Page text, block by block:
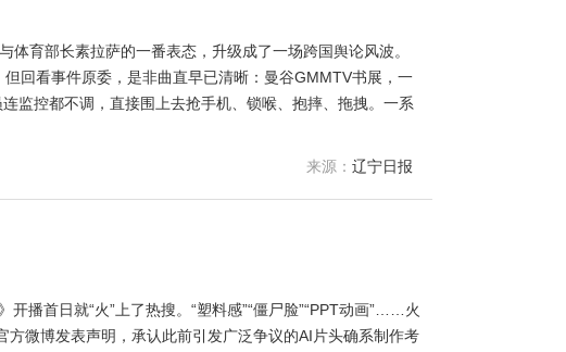
育部长素拉萨的一番表态，升级成了一场跨国舆论风波。
回看事件原委，是非曲直早已清晰：曼谷GMMTV书展，一
监控都不调，直接围上去抢手机、锁喉、抱摔、拖拽。一系
来源：辽宁日报
播首日就“火”上了热搜。“塑料感”“僵尸脸”“PPT动画”……火
微博发表声明，承认此前引发广泛争议的AI片头确系制作考